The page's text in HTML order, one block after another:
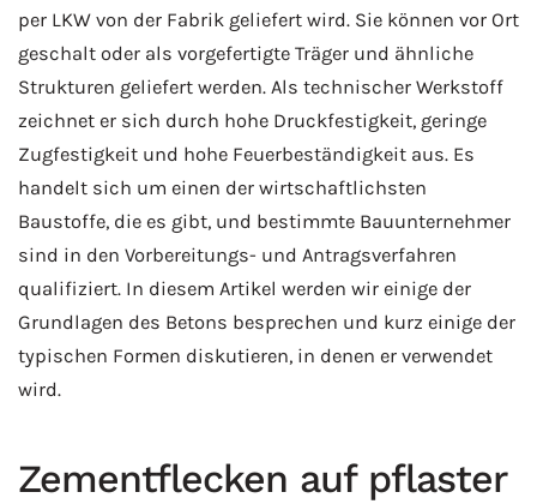
per LKW von der Fabrik geliefert wird. Sie können vor Ort
geschalt oder als vorgefertigte Träger und ähnliche
Strukturen geliefert werden. Als technischer Werkstoff
zeichnet er sich durch hohe Druckfestigkeit, geringe
Zugfestigkeit und hohe Feuerbeständigkeit aus. Es
handelt sich um einen der wirtschaftlichsten
Baustoffe, die es gibt, und bestimmte Bauunternehmer
sind in den Vorbereitungs- und Antragsverfahren
qualifiziert. In diesem Artikel werden wir einige der
Grundlagen des Betons besprechen und kurz einige der
typischen Formen diskutieren, in denen er verwendet
wird.
Zementflecken auf pflaster